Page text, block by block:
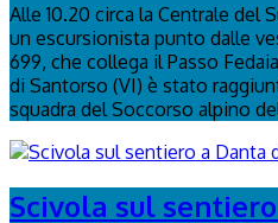
Alle 10.20 circa la Centrale del
un escursionista punto dalle
699, che collega il Passo
di Santorso (VI) è stato
squadra del Soccorso alpino
Scivola sul